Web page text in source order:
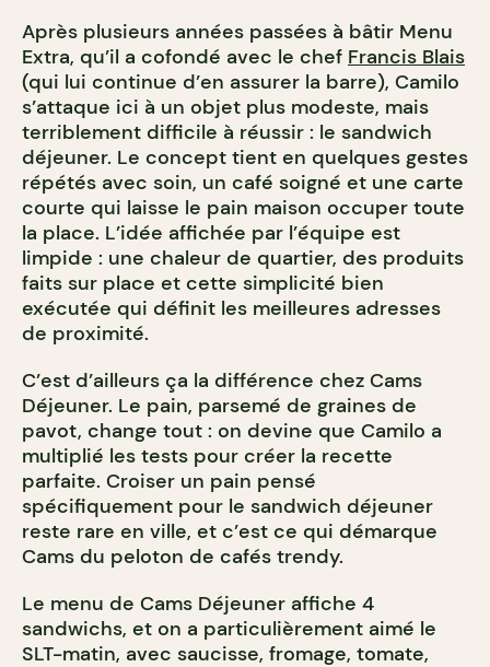
Après plusieurs années passées à bâtir Menu
Extra, qu’il a cofondé avec le chef Francis Blais
(qui lui continue d’en assurer la barre), Camilo
s’attaque ici à un objet plus modeste, mais
terriblement difficile à réussir : le sandwich
déjeuner. Le concept tient en quelques gestes
répétés avec soin, un café soigné et une carte
courte qui laisse le pain maison occuper toute
la place. L’idée affichée par l’équipe est
limpide : une chaleur de quartier, des produits
faits sur place et cette simplicité bien
exécutée qui définit les meilleures adresses
de proximité.
C’est d’ailleurs ça la différence chez Cams
Déjeuner. Le pain, parsemé de graines de
pavot, change tout : on devine que Camilo a
multiplié les tests pour créer la recette
parfaite. Croiser un pain pensé
spécifiquement pour le sandwich déjeuner
reste rare en ville, et c’est ce qui démarque
Cams du peloton de cafés trendy.
Le menu de Cams Déjeuner affiche 4
sandwichs, et on a particulièrement aimé le
SLT-matin, avec saucisse, fromage, tomate,